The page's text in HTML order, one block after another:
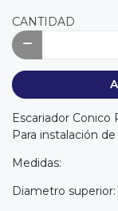
CANTIDAD
Escariador Conico
Para instalación
Medidas:
Diametro